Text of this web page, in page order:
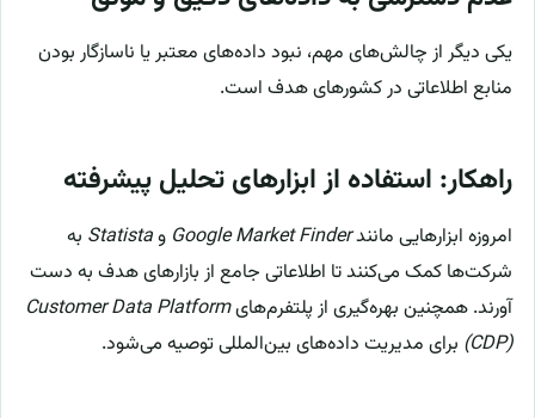
یکی دیگر از چالش‌های مهم، نبود داده‌های معتبر یا ناسازگار بودن
منابع اطلاعاتی در کشورهای هدف است.
راهکار: استفاده از ابزارهای تحلیل پیشرفته
امروزه ابزارهایی مانندGoogle Market Finder وStatista به
شرکت‌ها کمک می‌کنند تا اطلاعاتی جامع از بازارهای هدف به دست
آورند. همچنین بهره‌گیری از پلتفرم‌هایCustomer Data Platform
(CDP) برای مدیریت داده‌های بین‌المللی توصیه می‌شود.